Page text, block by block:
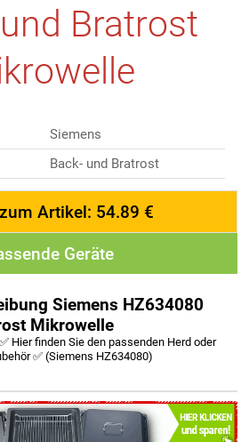
Bratrost
Siemens
Back- und Bratrost
Artikel: 54.89 €
Geräte
Siemens HZ634080
Mikrowelle
Hier finden Sie den passenden Herd oder
✅ (Siemens HZ634080)